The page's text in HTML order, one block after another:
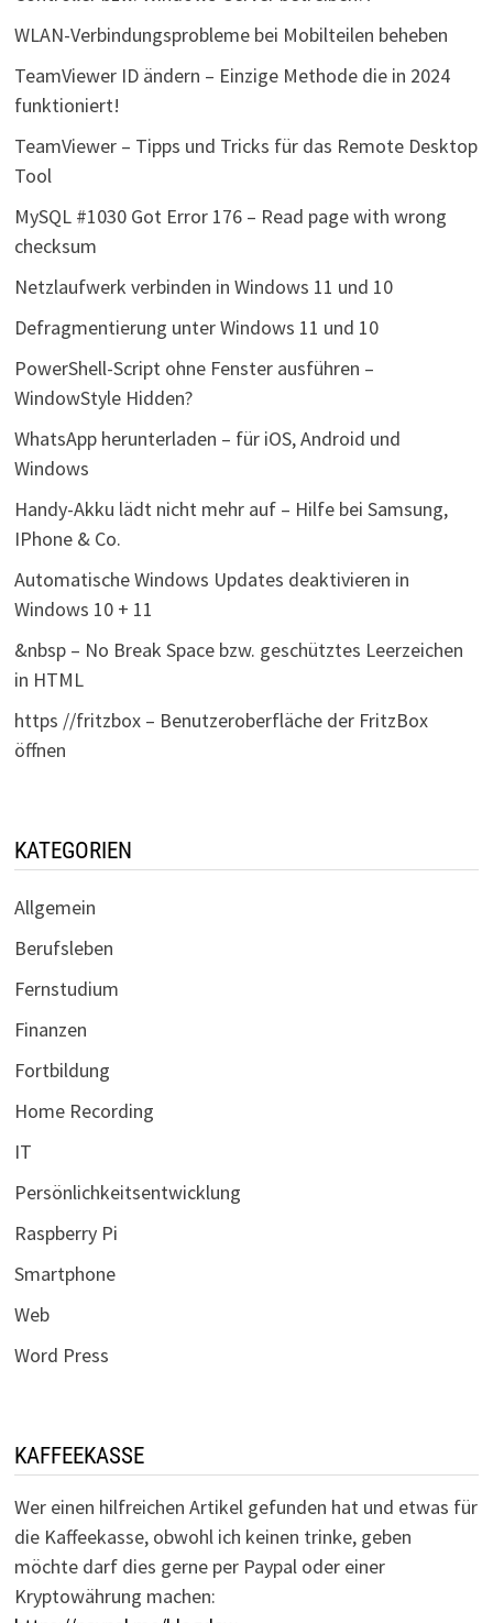
WLAN-Verbindungsprobleme bei Mobilteilen beheben
TeamViewer ID ändern – Einzige Methode die in 2024
funktioniert!
TeamViewer – Tipps und Tricks für das Remote Desktop
Tool
MySQL #1030 Got Error 176 – Read page with wrong
checksum
Netzlaufwerk verbinden in Windows 11 und 10
Defragmentierung unter Windows 11 und 10
PowerShell-Script ohne Fenster ausführen –
WindowStyle Hidden?
WhatsApp herunterladen – für iOS, Android und
Windows
Handy-Akku lädt nicht mehr auf – Hilfe bei Samsung,
IPhone & Co.
Automatische Windows Updates deaktivieren in
Windows 10 + 11
&nbsp – No Break Space bzw. geschütztes Leerzeichen
in HTML
https //fritzbox – Benutzeroberfläche der FritzBox
öffnen
KATEGORIEN
Allgemein
Berufsleben
Fernstudium
Finanzen
Fortbildung
Home Recording
IT
Persönlichkeitsentwicklung
Raspberry Pi
Smartphone
Web
Word Press
KAFFEEKASSE
Wer einen hilfreichen Artikel gefunden hat und etwas für
die Kaffeekasse, obwohl ich keinen trinke, geben
möchte darf dies gerne per Paypal oder einer
Kryptowährung machen: